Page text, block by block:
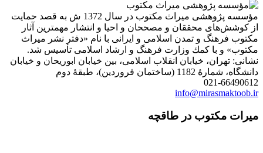
مؤسسه پژوهشی میراث مكتوب در سال 1372 ش به قصد حمایت
از كوشش‌های محققان و مصححان و احیا و انتشار مهمترین آثار
مكتوب فرهنگ و تمدن اسلامی و ایرانی با نام «دفتر نشر میراث
مكتوب» و با كمك وزارت فرهنگ و ارشاد اسلامی تأسیس شد.
نشانی: تهران، خیابان انقلاب اسلامی، بین خیابان ابوریحان و خیابان
دانشگاه، شمارۀ 1182 (ساختمان فروردین)، طبقۀ دوم
021-66490612
info@mirasmaktoob.ir
میرات مکتوب در طاقچه